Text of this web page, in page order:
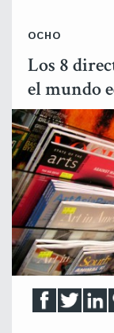
OCHO
Los 8
el mundo